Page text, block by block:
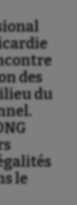
des
du
le